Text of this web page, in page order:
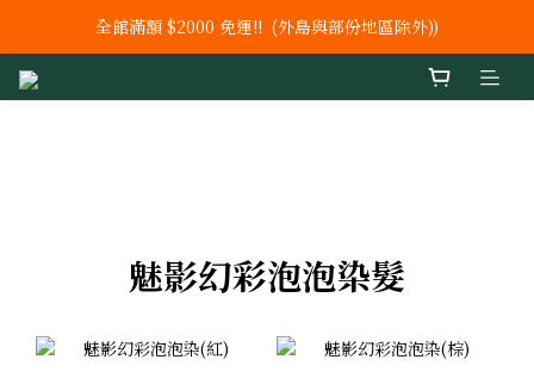
新上市【鐵 +C+ 葉酸】 膠囊
全館滿額 $2000 免運!!  (外島與部份地區除外))
魅影幻彩泡泡染髮